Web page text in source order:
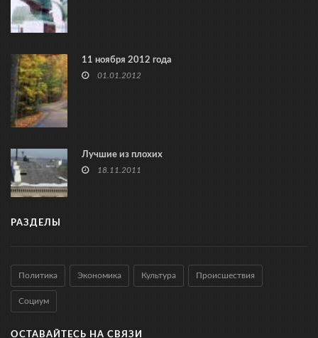
11 ноября 2012 года
01.01.2012
Лучшие из плохих
18.11.2011
РАЗДЕЛЫ
Политика Экономика Культура Происшествия
Социум
ОСТАВАЙТЕСЬ НА СВЯЗИ